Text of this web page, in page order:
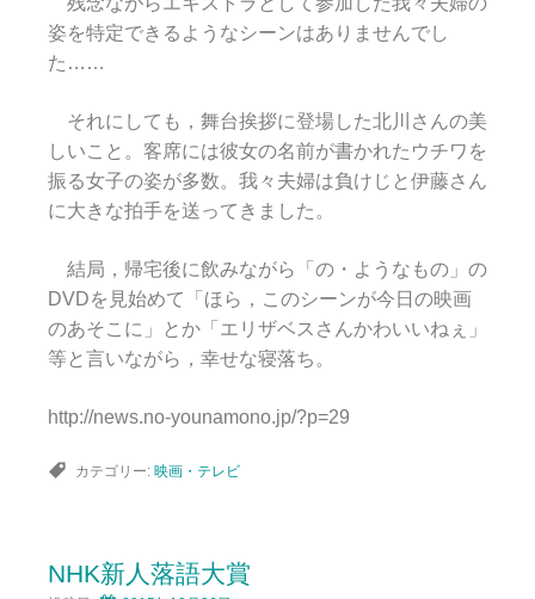
姿を特定できるようなシーンはありませんでし
た……
それにしても，舞台挨拶に登場した北川さんの美
しいこと。客席には彼女の名前が書かれたウチワを
振る女子の姿が多数。我々夫婦は負けじと伊藤さん
に大きな拍手を送ってきました。
結局，帰宅後に飲みながら「の・ようなもの」の
DVDを見始めて「ほら，このシーンが今日の映画
のあそこに」とか「エリザベスさんかわいいねぇ」
等と言いながら，幸せな寝落ち。
http://news.no-younamono.jp/?p=29
カテゴリー: 映画・テレビ
NHK新人落語大賞